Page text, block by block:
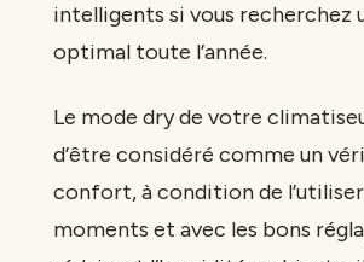
intelligents si vous recherchez
optimal toute l’année.
Le mode dry de votre
d’être considéré comme un
confort, à condition de
moments et avec les bons